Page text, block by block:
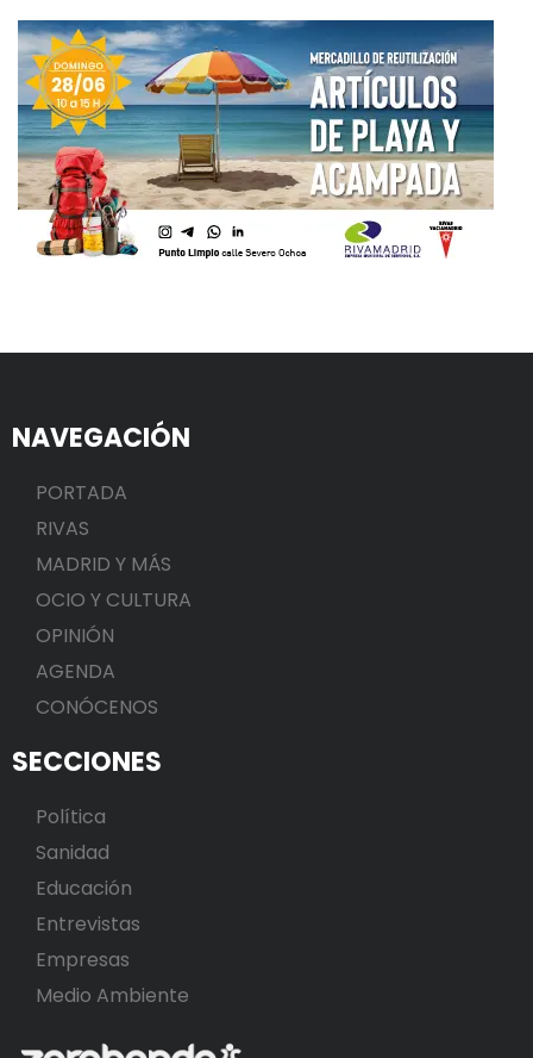
NAVEGACIÓN
PORTADA
RIVAS
MADRID Y MÁS
OCIO Y CULTURA
OPINIÓN
AGENDA
CONÓCENOS
SECCIONES
Política
Sanidad
Educación
Entrevistas
Empresas
Medio Ambiente